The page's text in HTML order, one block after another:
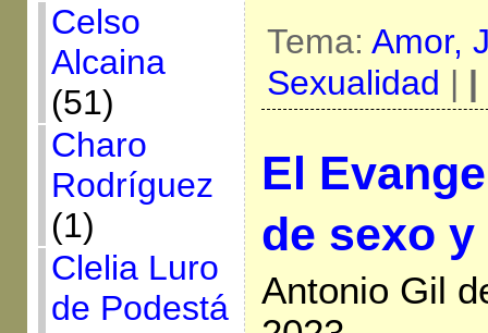
Celso
Alcaina
(51)
Charo
Rodríguez
(1)
Clelia Luro
de Podestá
Tema: Amor,
Sexualidad | |
El
de sexo
Antonio Gil